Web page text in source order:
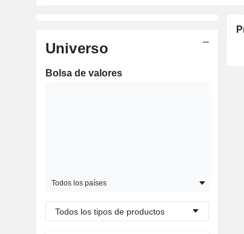
Universo
Bolsa de valores
Todos los países
Todos los tipos de productos